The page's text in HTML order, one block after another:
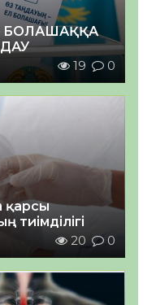
БОЛАШАҚҚА
19 0
қарсы
20 0